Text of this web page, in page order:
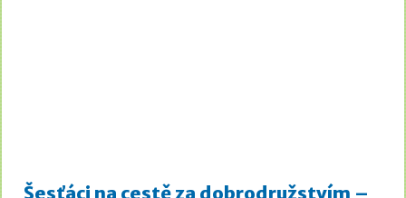
Šesťáci na cestě za dobrodružstvím –